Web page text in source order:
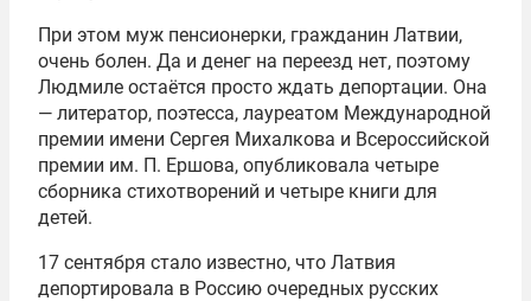
При этом муж пенсионерки, гражданин Латвии,
очень болен. Да и денег на переезд нет, поэтому
Людмиле остаётся просто ждать депортации. Она
— литератор, поэтесса, лауреатом Международной
премии имени Сергея Михалкова и Всероссийской
премии им. П. Ершова, опубликовала четыре
сборника стихотворений и четыре книги для
детей.
17 сентября стало известно, что Латвия
депортировала в Россию очередных русских